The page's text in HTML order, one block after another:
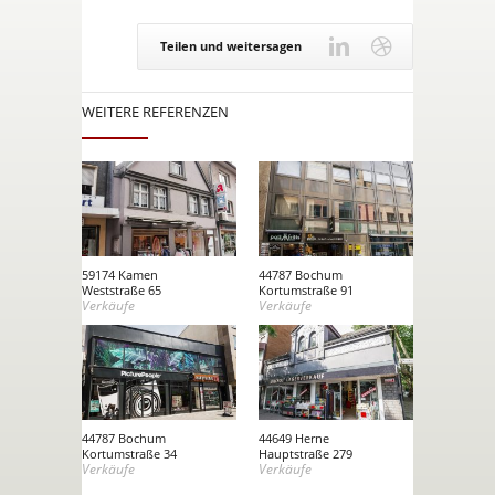
Teilen und weitersagen
WEITERE REFERENZEN
59174 Kamen
Weststraße 65
Verkäufe
44787 Bochum
Kortumstraße 91
Verkäufe
44787 Bochum
Kortumstraße 34
Verkäufe
44649 Herne
Hauptstraße 279
Verkäufe